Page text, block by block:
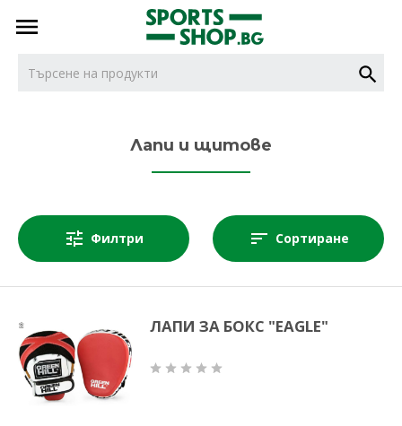
тел. тел.
0887616932
ДЖУДО
КИКБОКС
ММА
Лапи и щитове
Филтри Сортиране
ЛАПИ ЗА БОКС "EAGLE"